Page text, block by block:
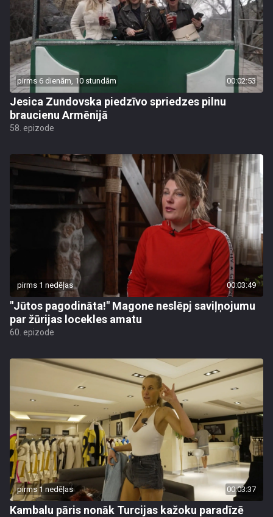
pirms 6 dienām, 10 stundām 00:02:53
Jesica Zundovska piedzīvo spriedzes pilnu
braucienu Armēnijā
58. epizode
pirms 1 nedēļas 00:03:49
"Jūtos pagodināta!" Magone neslēpj saviļņojumu
par žūrijas locekles amatu
60. epizode
pirms 1 nedēļas 00:03:37
Kambalu pāris nonāk Turcijas kažoku paradīzē